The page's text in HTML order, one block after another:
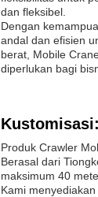
dan fleksibel.
Dengan
andal dan efisien
berat, Mobile
diperlukan bagi
Kustomisasi:
Produk Crawler
Berasal dari
maksimum 40
Kami